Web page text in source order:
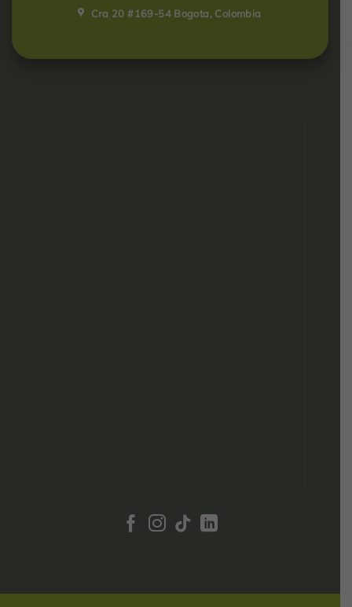
Cra 20 #169-54 Bogota, Colombia